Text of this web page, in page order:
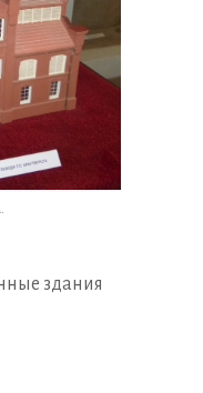
здания